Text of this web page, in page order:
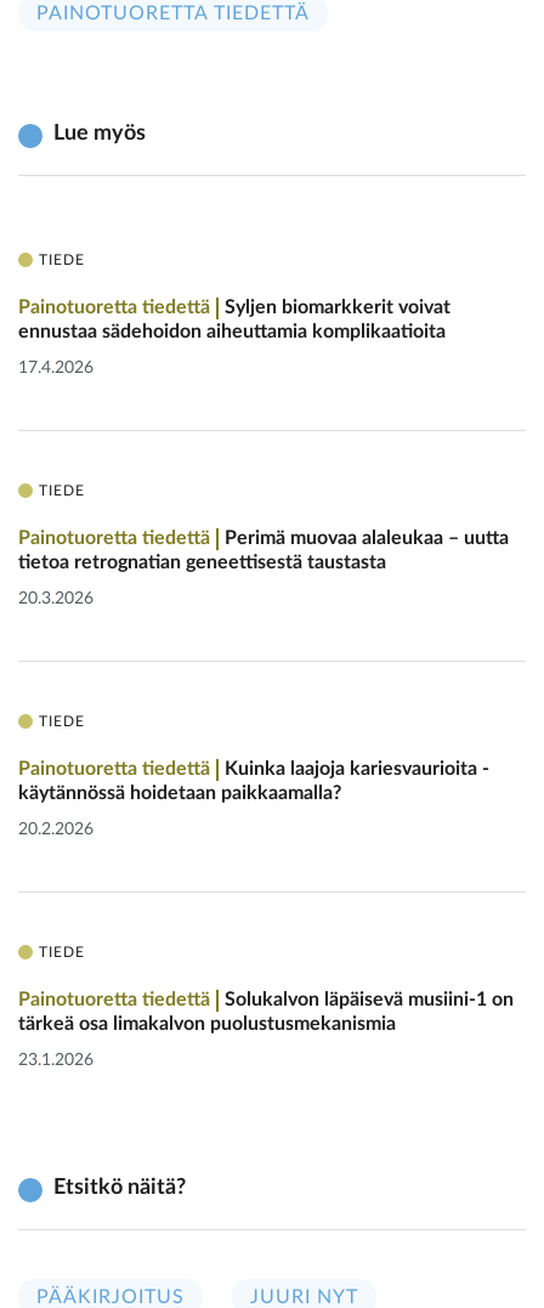
PAINOTUORETTA TIEDETTÄ
Lue myös
TIEDE
Painotuoretta tiedettä
Syljen biomarkkerit voivat
ennustaa ­sädehoidon aiheuttamia komplikaatioita
17.4.2026
TIEDE
Painotuoretta tiedettä
Perimä muovaa alaleukaa – uutta
tietoa retrognatian geneettisestä taustasta
20.3.2026
TIEDE
Painotuoretta tiedettä
Kuinka laajoja kariesvaurioita ­
käytännössä hoidetaan paikkaamalla?
20.2.2026
TIEDE
Painotuoretta tiedettä
Solukalvon läpäisevä musiini-1 on
tärkeä osa limakalvon puolustusmekanismia
23.1.2026
Etsitkö näitä?
PÄÄKIRJOITUS JUURI NYT